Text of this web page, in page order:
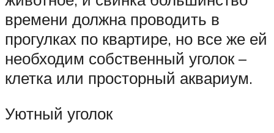
времени должна проводить в
прогулках по квартире, но все же ей
необходим собственный уголок –
клетка или просторный аквариум.
Уютный уголок